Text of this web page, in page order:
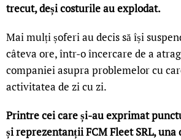
trecut, deși costurile au explodat.
Mai mulți șoferi au decis să își
câteva ore, într-o încercare de a
companiei asupra problemelor cu
activitatea de zi cu zi.
Printre cei care și-au exprimat
și reprezentanții FCM Fleet SRL,